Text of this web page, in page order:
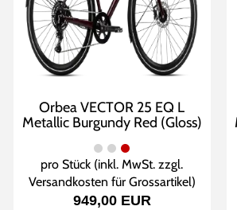
Orbea VECTOR 25 EQ L
Metallic Burgundy Red (Gloss)
pro Stück (inkl. MwSt. zzgl.
Versandkosten für Grossartikel)
949,00 EUR